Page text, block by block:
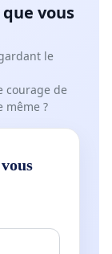
vous
le
courage de
même ?